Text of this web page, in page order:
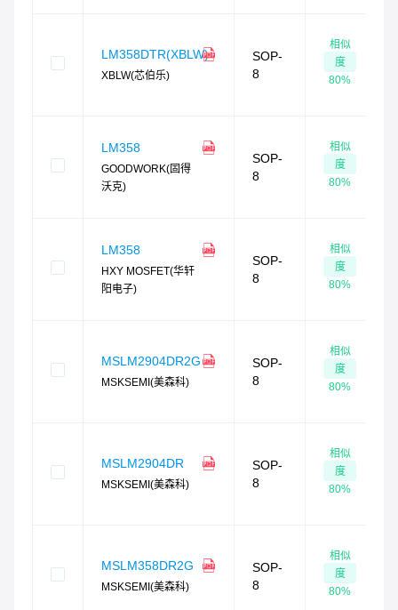
LM358DTR(XBLW)
XBLW(芯伯乐)
SOP-
8
相似
度
80%
LM358
GOODWORK(固得
沃克)
SOP-
8
相似
度
80%
LM358
HXY MOSFET(华轩
阳电子)
SOP-
8
相似
度
80%
MSLM2904DR2G
MSKSEMI(美森科)
SOP-
8
相似
度
80%
MSLM2904DR
MSKSEMI(美森科)
SOP-
8
相似
度
80%
MSLM358DR2G
MSKSEMI(美森科)
SOP-
8
相似
度
80%